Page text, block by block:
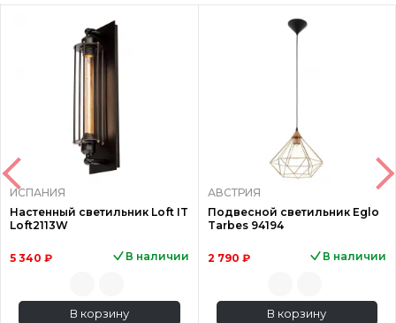
ИСПАНИЯ
Настенный светильник Loft IT
Loft2113W
5 340 ₽ В наличии
В корзину
АВСТРИЯ
Подвесной светильник Eglo
Tarbes 94194
2 790 ₽ В наличии
В корзину